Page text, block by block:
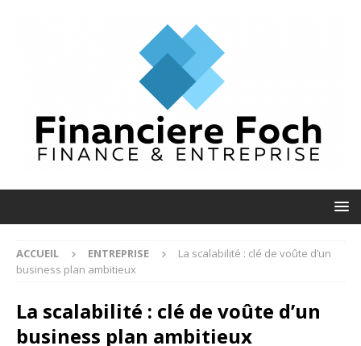
ACCUEIL ENTREPRISE
La scalabilité : clé de voûte d’un
business plan ambitieux
La scalabilité : clé de voûte d’un
business plan ambitieux